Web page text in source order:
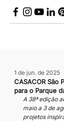
CASACOR São
para o Parque
1 de jun. de 2025
A 38ª edição
maio a 3 de
projetos